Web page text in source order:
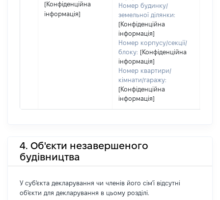
[Конфіденційна
інформація]
Номер будинку/
земельної ділянки:
[Конфіденційна
інформація]
Номер корпусу/секції/
блоку: [Конфіденційна
інформація]
Номер квартири/
кімнати/гаражу:
[Конфіденційна
інформація]
4. Об'єкти незавершеного
будівництва
У суб'єкта декларування чи членів його сім'ї відсутні
об'єкти для декларування в цьому розділі.